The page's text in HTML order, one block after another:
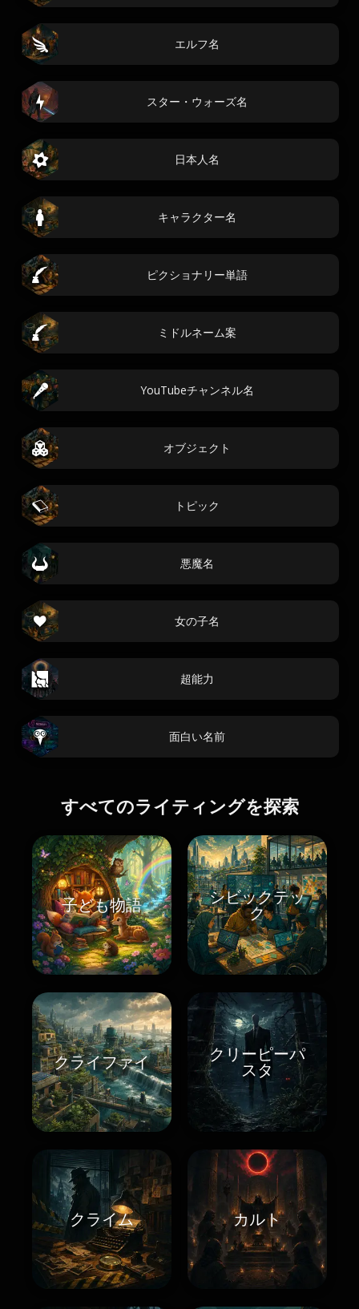
エルフ名
スター・ウォーズ名
日本人名
キャラクター名
ピクショナリー単語
ミドルネーム案
YouTubeチャンネル名
オブジェクト
トピック
悪魔名
女の子名
超能力
面白い名前
すべてのライティングを探索
子ども物語
シビックテッ
ク
クライファイ
クリーピーパ
スタ
クライム カルト